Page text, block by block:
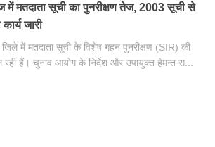
में मतदाता सूची का पुनरीक्षण तेज, 2003 सूची से
जारी
जिले में मतदाता सूची के विशेष गहन पुनरीक्षण (SIR) की
रही हैं। चुनाव आयोग के निर्देश और उपायुक्त हेमन्त स...